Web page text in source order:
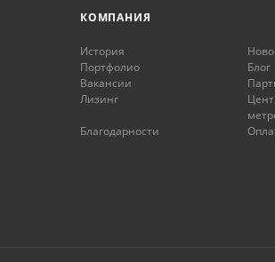
КОМПАНИЯ
История
Портфолио
Блог
Вакансии
Лизинг
Благодарности